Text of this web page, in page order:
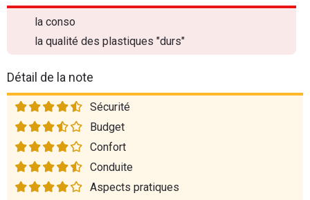
la conso
la qualité des plastiques "durs"
Détail de la note
Sécurité
Budget
Confort
Conduite
Aspects pratiques